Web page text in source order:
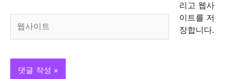
*
트
리고 웹사
이트를 저
장합니다.